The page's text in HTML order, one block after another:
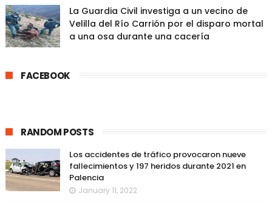
La Guardia Civil investiga a un vecino de
Velilla del Río Carrión por el disparo mortal
a una osa durante una cacería
FACEBOOK
RANDOM POSTS
Los accidentes de tráfico provocaron nueve
fallecimientos y 197 heridos durante 2021 en
Palencia
January 11, 2022